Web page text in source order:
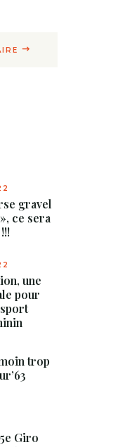
gravel
ce sera
une
pour
trop
Giro